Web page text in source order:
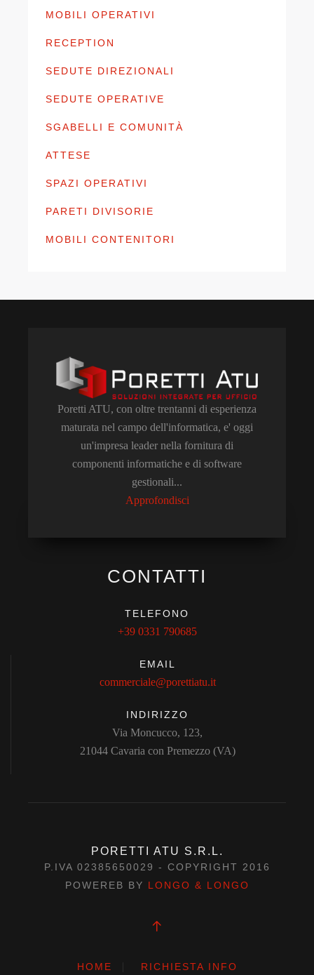
MOBILI OPERATIVI
RECEPTION
SEDUTE DIREZIONALI
SEDUTE OPERATIVE
SGABELLI E COMUNITÀ
ATTESE
SPAZI OPERATIVI
PARETI DIVISORIE
MOBILI CONTENITORI
Poretti ATU, con oltre trentanni di esperienza
maturata nel campo dell'informatica, e' oggi
un'impresa leader nella fornitura di
componenti informatiche e di software
gestionali...
Approfondisci
CONTATTI
TELEFONO
+39 0331 790685
EMAIL
commerciale@porettiatu.it
INDIRIZZO
Via Moncucco, 123,
21044 Cavaria con Premezzo (VA)
PORETTI ATU S.R.L.
P.IVA 02385650029 - COPYRIGHT 2016
POWEREB BY LONGO & LONGO
HOME RICHIESTA INFO